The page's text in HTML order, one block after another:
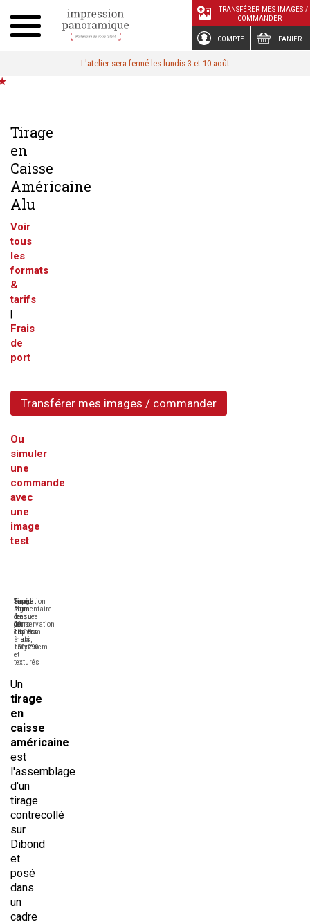
COMPTE PANIER
TRANSFÉRER MES IMAGES /
COMMANDER
L'atelier sera fermé les lundis 3 et 10 août
Tirage
en
Caisse
Américaine
Alu
Voir
tous
les
formats
&
tarifs
Frais
de
port
Transférer mes images / commander
Ou
simuler
une
commande
avec
une
image
test
Tirage
Pigmentaire
longue
conservation
Sur
plus
de
20
papiers
mats,
barytés
et
texturés
Format
sur-
mesure
de
10x10cm
à
150x290cm
Expédition
sous
6
jours
ouvrés
maxi
Un
tirage
en
caisse
américaine
est
l'assemblage
d'un
tirage
contrecollé
sur
Dibond
et
posé
dans
un
cadre